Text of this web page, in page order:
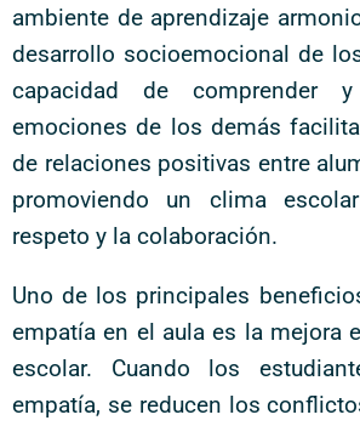
ambiente de aprendizaje
desarrollo socioemocional de
capacidad de comprender
emociones de los demás
de relaciones positivas entre
promoviendo un clima
respeto y la colaboración.
Uno de los principales
empatía en el aula es la mejora
escolar. Cuando los
empatía, se reducen los